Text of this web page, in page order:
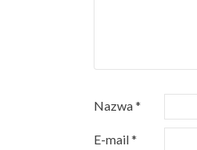
Nazwa*
E-mail*